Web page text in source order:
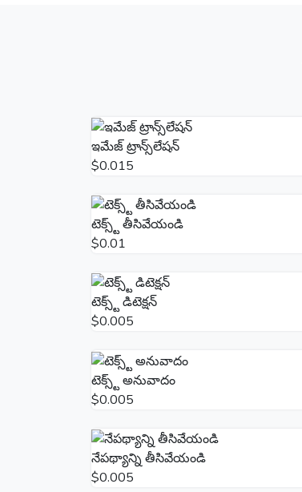
ఇమేజ్ ట్రాన్స్‌లేషన్
$0.015
టెక్స్ట్ తీసివేయండి
$0.01
టెక్స్ట్ డిటెక్షన్
$0.005
టెక్స్ట్ అనువాదం
$0.005
నేపథ్యాన్ని తీసివేయండి
$0.005